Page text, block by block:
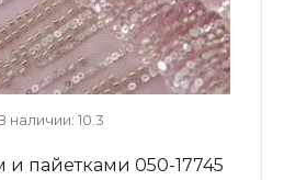
наличии: 10.3
и пайетками 050-17745